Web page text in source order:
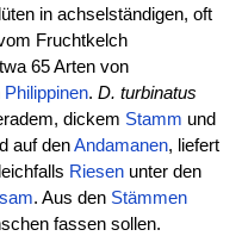
in achselständigen, oft
Fruchtkelch
65 Arten von
Philippinen. D. turbinatus
dickem Stamm und
auf denAndamanen, liefert
Riesenunter den
. Aus den Stämmen
fassen sollen.